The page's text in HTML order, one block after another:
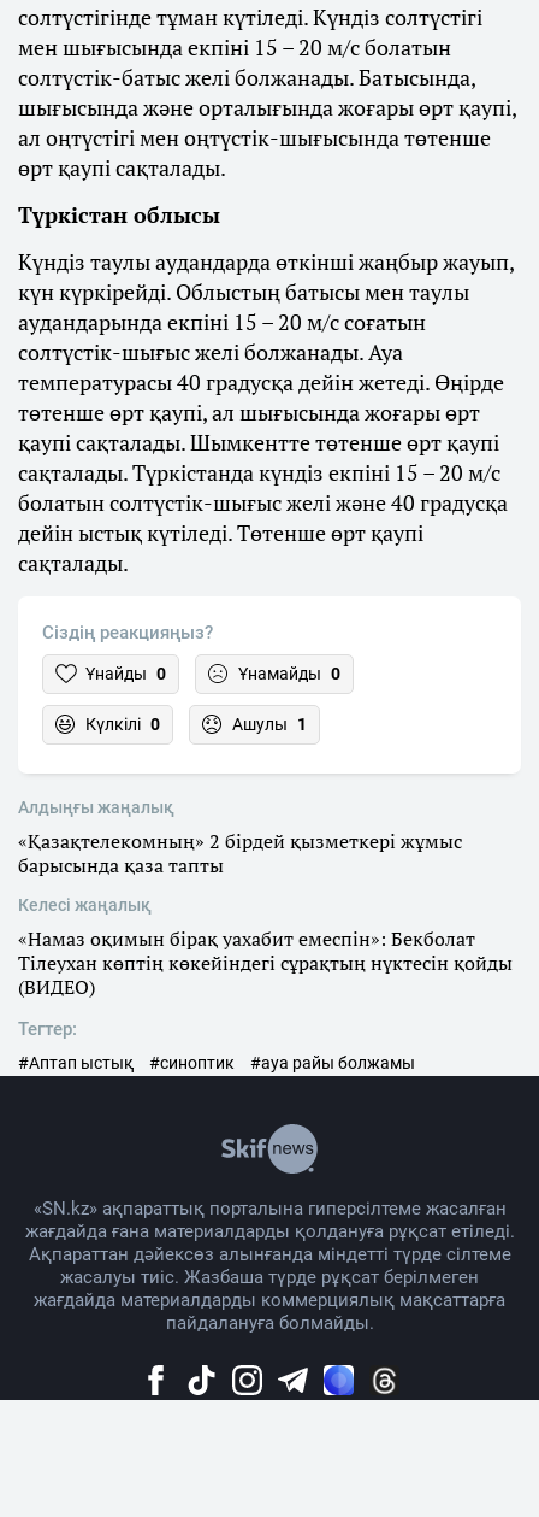
солтүстігінде тұман күтіледі. Күндіз солтүстігі
мен шығысында екпіні 15 – 20 м/с болатын
солтүстік-батыс желі болжанады. Батысында,
шығысында және орталығында жоғары өрт қаупі,
ал оңтүстігі мен оңтүстік-шығысында төтенше
өрт қаупі сақталады.
Түркістан облысы
Күндіз таулы аудандарда өткінші жаңбыр жауып,
күн күркірейді. Облыстың батысы мен таулы
аудандарында екпіні 15 – 20 м/с соғатын
солтүстік-шығыс желі болжанады. Ауа
температурасы 40 градусқа дейін жетеді. Өңірде
төтенше өрт қаупі, ал шығысында жоғары өрт
қаупі сақталады. Шымкентте төтенше өрт қаупі
сақталады. Түркістанда күндіз екпіні 15 – 20 м/с
болатын солтүстік-шығыс желі және 40 градусқа
дейін ыстық күтіледі. Төтенше өрт қаупі
сақталады.
Сіздің реакцияңыз?
Ұнайды 0 Ұнамайды 0
Күлкілі 0 Ашулы 1
Алдыңғы жаңалық
«Қазақтелекомның» 2 бірдей қызметкері жұмыс
барысында қаза тапты
Келесі жаңалық
«Намаз оқимын бірақ уахабит емеспін»: Бекболат
Тілеухан көптің көкейіндегі сұрақтың нүктесін қойды
(ВИДЕО)
Тегтер:
#Аптап ыстық #синоптик #ауа райы болжамы
«SN.kz» ақпараттық порталына гиперсілтеме жасалған
жағдайда ғана материалдарды қолдануға рұқсат етіледі.
Ақпараттан дәйексөз алынғанда міндетті түрде сілтеме
жасалуы тиіс. Жазбаша түрде рұқсат берілмеген
жағдайда материалдарды коммерциялық мақсаттарға
пайдалануға болмайды.